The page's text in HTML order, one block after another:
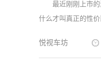
最近刚刚上市
什么才叫真正的性
悦视车坊